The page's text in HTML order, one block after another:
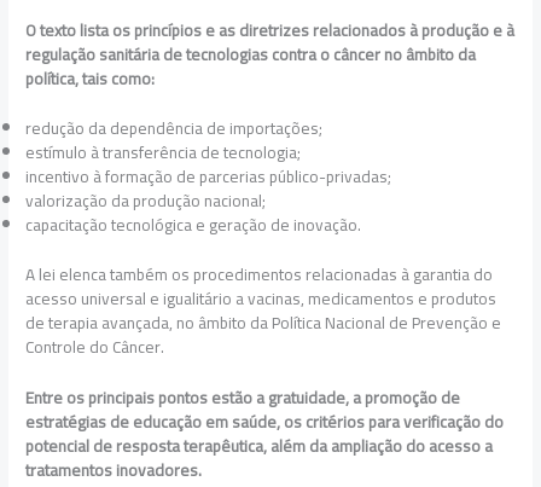
O texto lista os princípios e as diretrizes relacionados à produção e à
regulação sanitária de tecnologias contra o câncer no âmbito da
política, tais como:
redução da dependência de importações;
estímulo à transferência de tecnologia;
incentivo à formação de parcerias público-privadas;
valorização da produção nacional;
capacitação tecnológica e geração de inovação.
A lei elenca também os procedimentos relacionadas à garantia do
acesso universal e igualitário a vacinas, medicamentos e produtos
de terapia avançada, no âmbito da Política Nacional de Prevenção e
Controle do Câncer.
Entre os principais pontos estão a gratuidade, a promoção de
estratégias de educação em saúde, os critérios para verificação do
potencial de resposta terapêutica, além da ampliação do acesso a
tratamentos inovadores.